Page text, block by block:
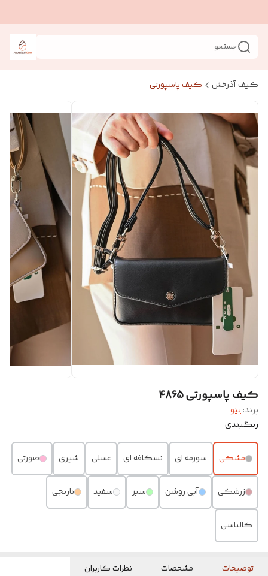
جستجو
کیف آذرخش کیف پاسپورتی
کیف پاسپورتی 4865
برند:بنو
رنگبندی
مشکی سورمه ای نسکافه ای عسلی شیری صورتی
زرشکی آبی روشن سبز سفید نارنجی
کالباسی
توضیحات مشخصات نظرات کاربران